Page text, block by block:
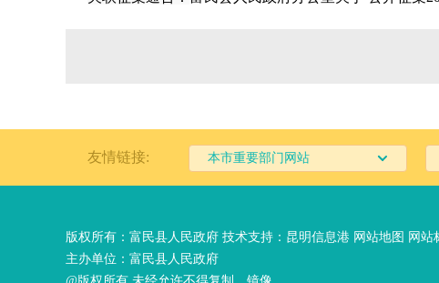
友情链接: 本市重要部门网站
版权所有：富民县人民政府 技术支持： 昆明信息港 网站地图 网站
主办单位：富民县人民政府